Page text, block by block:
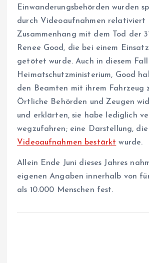
Einwanderungsbehörden wurden
durch Videoaufnahmen relativiert
Zusammenhang mit dem Tod der
Renee Good, die bei einem
getötet wurde. Auch in diesem
Heimatschutzministerium, Good
den Beamten mit ihrem Fahrzeug
Örtliche Behörden und Zeugen
und erklärten, sie habe lediglich
wegzufahren; eine Darstellung, die
Videoaufnahmen bestärkt wurde.
Allein Ende Juni dieses Jahres
eigenen Angaben innerhalb von
als 10.000 Menschen fest.